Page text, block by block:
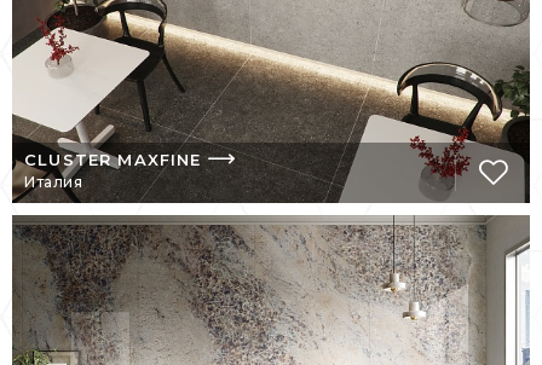
Плитка FMG в точности имитирует красоту
драгоценных пород дерева, мрамора,
камня.
КУПИТЬ ПРОДУКЦИЮ
FMG В МОСКВЕ
Салон-магазин «Бельведер» предлагает
приобрести плитку FMG по доступным
ценам. На сайте представлены самые
популярные коллекции, фото интерьерных
решений. Для ознакомления с полным
CLUSTER MAXFINE
Италия